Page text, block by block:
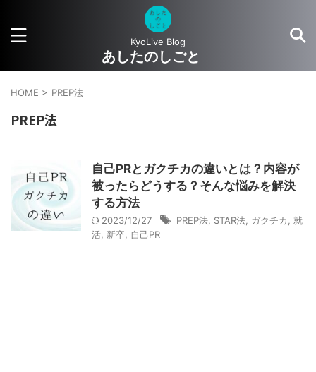
KyoLive Blog
あしたのしごと
HOME > PREP法
PREP法
自己PRとガクチカの違いとは？内容が
被ったらどうする？そんな悩みを解決
する方法
2023/12/27 PREP法 STAR法 ガクチカ
就
活 新卒 自己PR